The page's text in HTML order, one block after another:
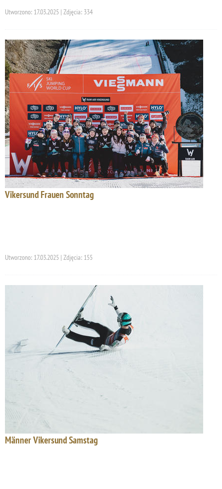
Utworzono: 17.03.2025 | Zdjęcia: 334
Vikersund Frauen Sonntag
Utworzono: 17.03.2025 | Zdjęcia: 155
Männer Vikersund Samstag